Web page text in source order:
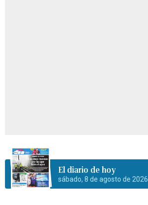
El diario de hoy
sábado, 8 de agosto de 2026